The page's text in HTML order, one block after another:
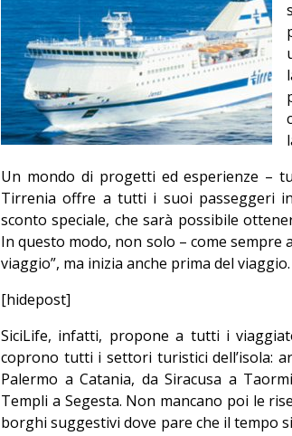
Un mondo di progetti ed esperienze –
Tirrenia offre a tutti i suoi passeggeri
sconto speciale, che sarà possibile
In questo modo, non solo – come sempre
viaggio”, ma inizia anche prima del viaggio.
[hidepost]
SiciLife, infatti, propone a tutti i
coprono tutti i settori turistici dell’isola:
Palermo a Catania, da Siracusa a
Templi a Segesta. Non mancano poi le
borghi suggestivi dove pare che il tempo